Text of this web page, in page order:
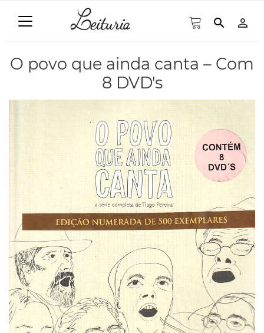
search person_outline
O povo que ainda canta – Com
8 DVD's